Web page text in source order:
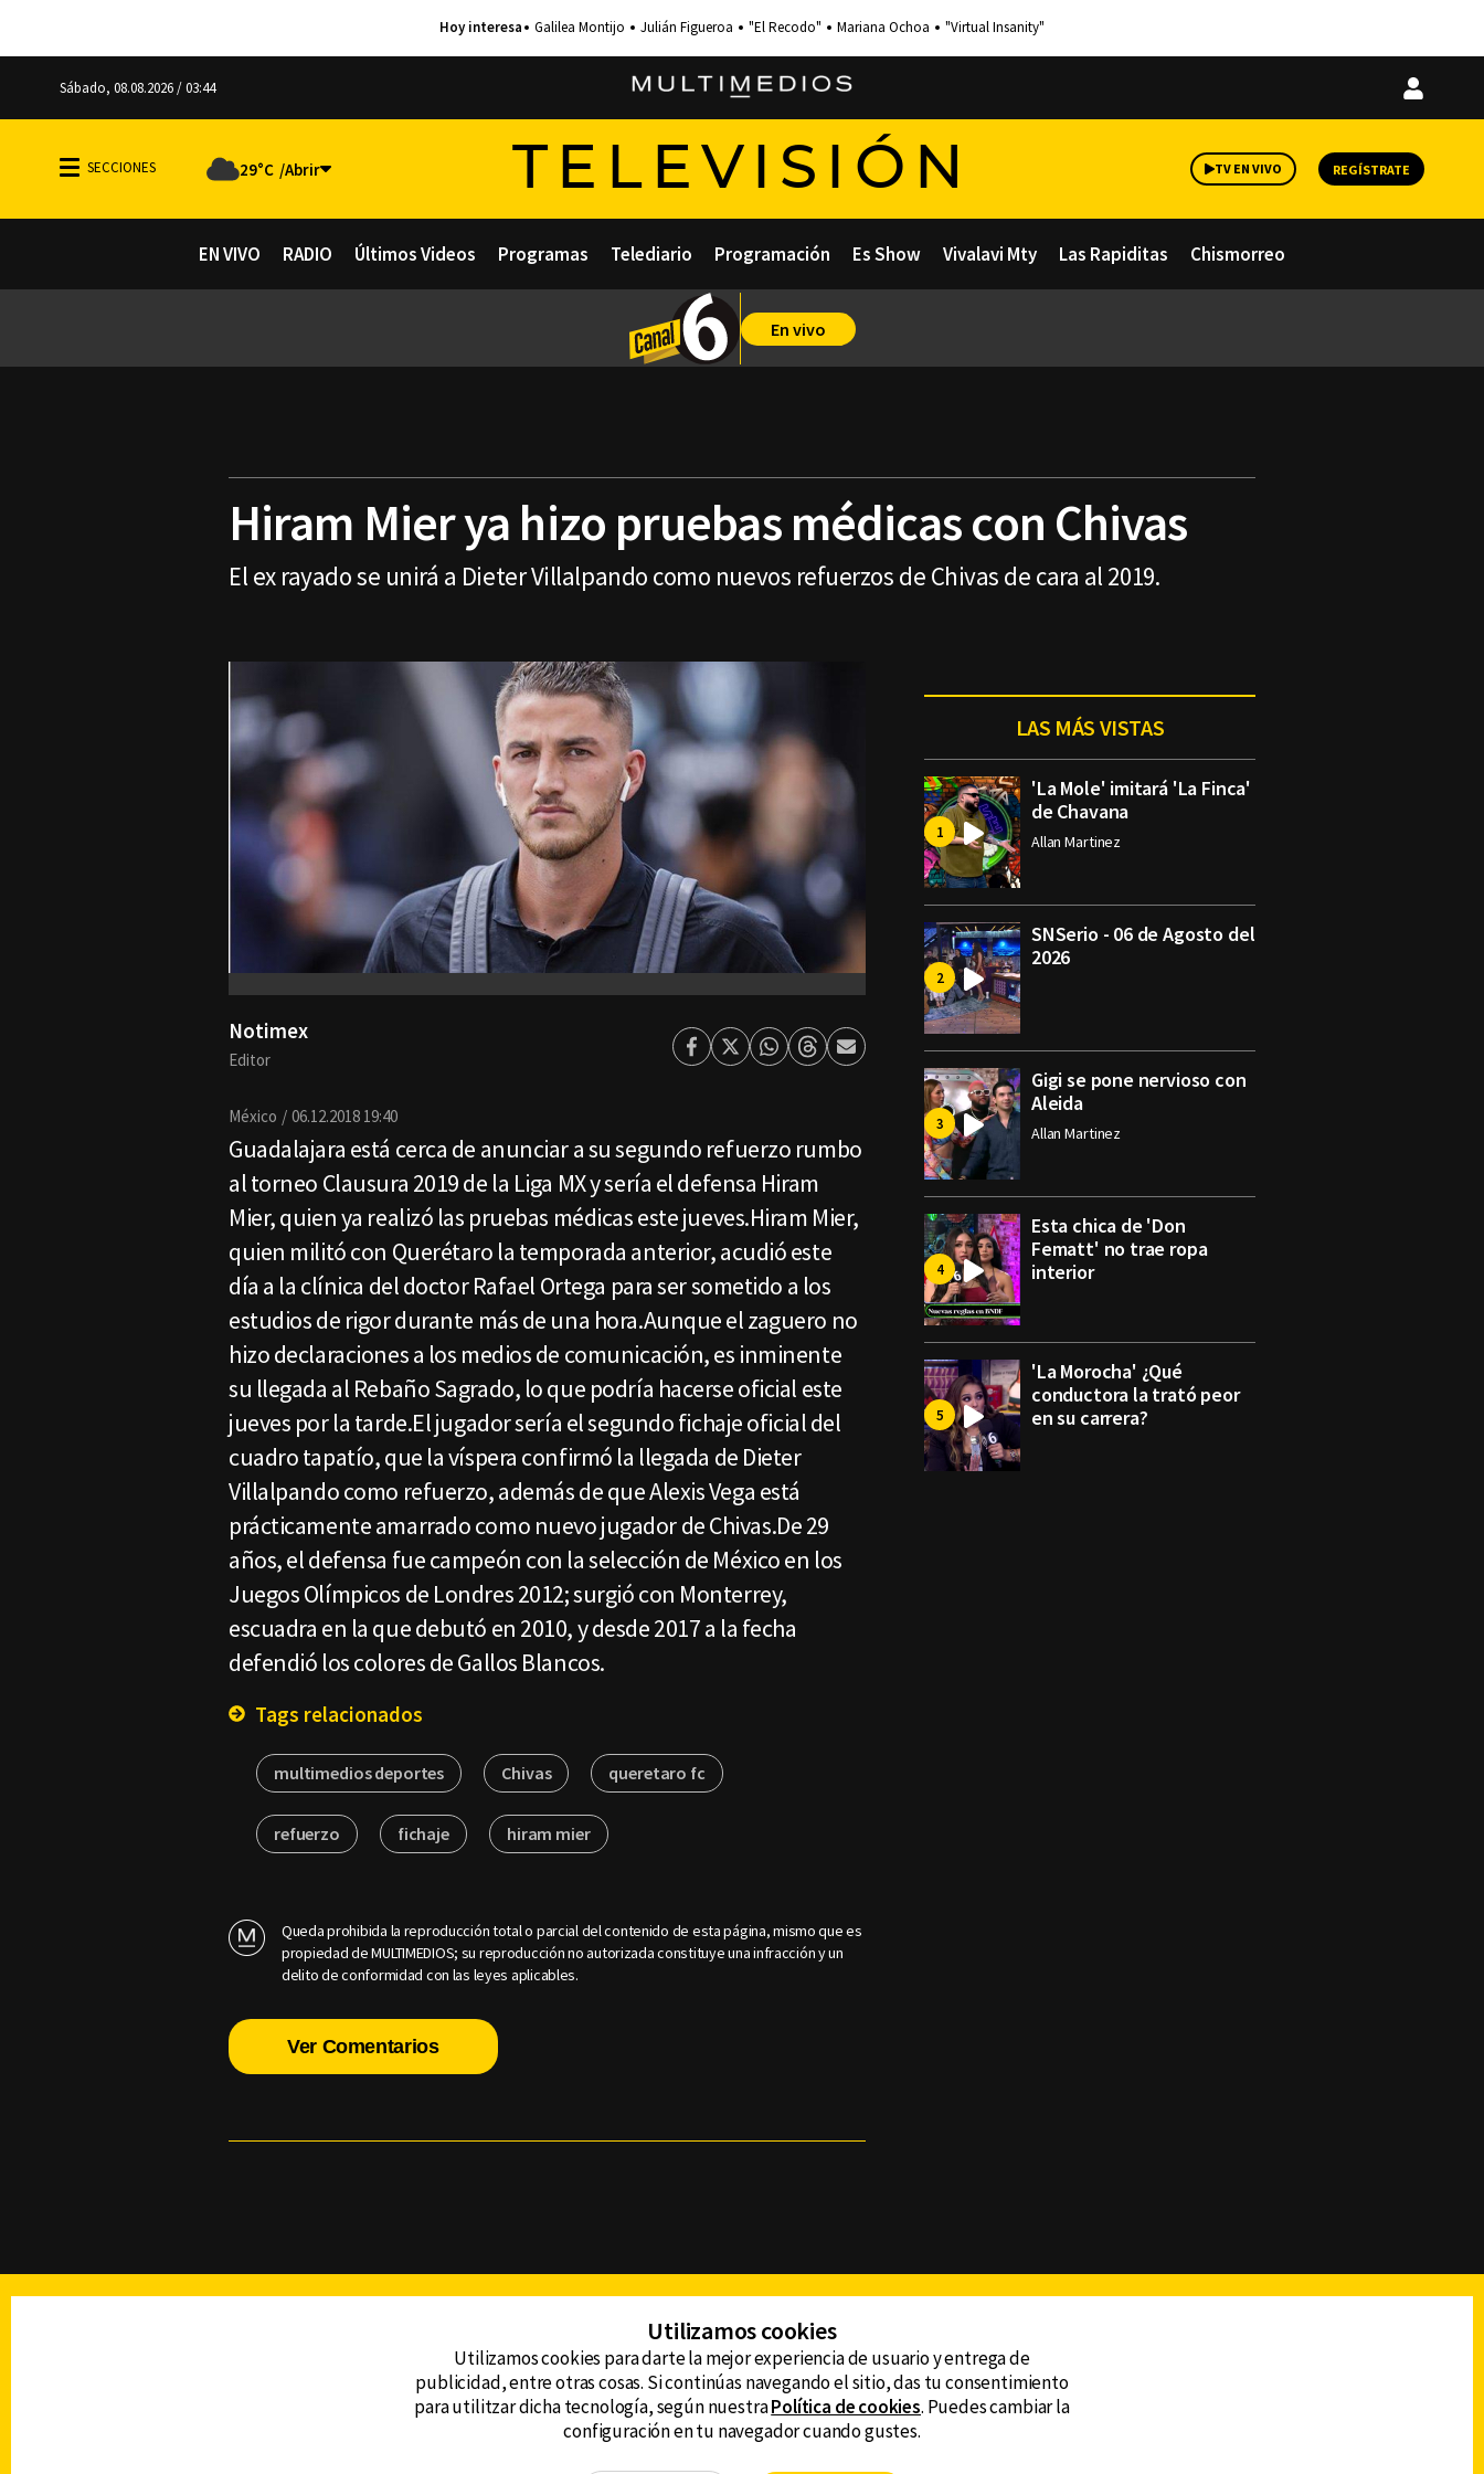
Galilea Montijo Julián Figueroa "El Recodo" Mariana Ochoa "Virtual Insanity"
Sábado, 08.08.2026 / 03:44
Iniciar
29°C TELEVISIÓN TV EN VIVO REGÍSTRATE
EN VIVO RADIO Últimos Videos Programas Telediario Programación Es Show Vivalavi Mty Las Rapiditas Chismorreo
En vivo
Hiram Mier ya hizo pruebas médicas con Chivas
El ex rayado se unirá a Dieter Villalpando como nuevos refuerzos de Chivas de cara al 2019.
Notimex
Editor Facebook
TwitterWhatsapp
ThreadsEnviar
México 06.12.2018 19:40
Guadalajara está cerca de anunciar a su segundo refuerzo rumbo
al torneo Clausura 2019 de la Liga MX y sería el defensa Hiram
Mier, quien ya realizó las pruebas médicas este jueves.Hiram Mier,
quien militó con Querétaro la temporada anterior, acudió este
día a la clínica del doctor Rafael Ortega para ser sometido a los
estudios de rigor durante más de una hora.Aunque el zaguero no
hizo declaraciones a los medios de comunicación, es inminente
su llegada al Rebaño Sagrado, lo que podría hacerse oficial este
jueves por la tarde.El jugador sería el segundo fichaje oficial del
cuadro tapatío, que la víspera confirmó la llegada de Dieter
Villalpando como refuerzo, además de que Alexis Vega está
prácticamente amarrado como nuevo jugador de Chivas.De 29
años, el defensa fue campeón con la selección de México en los
Juegos Olímpicos de Londres 2012; surgió con Monterrey,
escuadra en la que debutó en 2010, y desde 2017 a la fecha
defendió los colores de Gallos Blancos.
Tags relacionados
multimedios deportes Chivas queretaro fc
refuerzo fichaje hiram mier
Queda prohibida la reproducción total o parcial del contenido de esta página, mismo que es
propiedad de MULTIMEDIOS; su reproducción no autorizada constituye una infracción y un
delito de conformidad con las leyes aplicables.
Ver Comentarios
LAS MÁS VISTAS
'La Mole' imitará 'La Finca'
de Chavana
Allan Martinez
SNSerio - 06 de Agosto del
2026
Gigi se pone nervioso con
Aleida
Allan Martinez
Esta chica de 'Don
Fematt' no trae ropa
interior
'La Morocha' ¿Qué
conductora la trató peor
en su carrera?
DERECHOS RESERVADOS © CANAL 6 2026
Prohibida la reproducción total o parcial, incluyendo
CONTACTO
AVISO DE PRIVACIDAD
AVISO LEGAL
DEFENSORÍA DE LAS AUDIENCIAS
Utilizamos cookies
Utilizamos cookies para darte la mejor experiencia de usuario y entrega de
publicidad, entre otras cosas. Si continúas navegando el sitio, das tu consentimiento
para utilitzar dicha tecnología, según nuestraPolítica de cookies. Puedes cambiar la
configuración en tu navegador cuando gustes.